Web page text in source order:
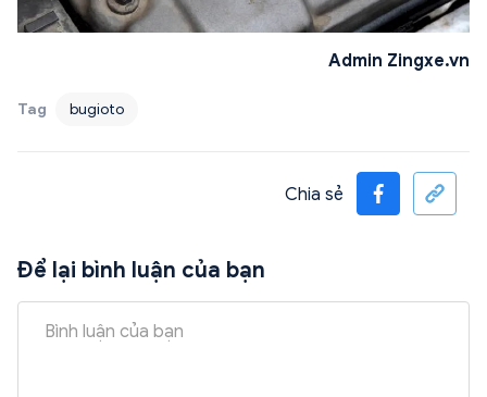
Admin Zingxe.vn
Tag bugioto
Chia sẻ
Để lại bình luận của bạn